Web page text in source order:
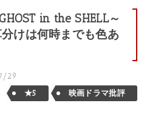
in the SHELL～
けは何時までも色あ
29
★5
映画ドラマ批評